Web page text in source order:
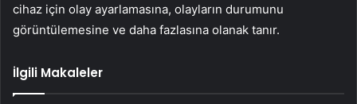
cihaz için olay ayarlamasına, olayların durumunu
görüntülemesine ve daha fazlasına olanak tanır.
İlgili Makaleler